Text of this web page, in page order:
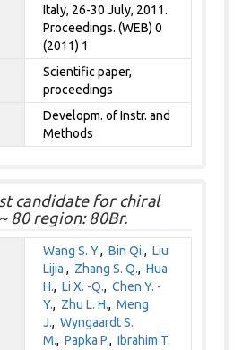
Italy, 26-30 July, 2011.
Proceedings. (WEB) 0
(2011) 1
Scientific paper,
proceedings
Developm. of Instr. and
Methods
candidate for chiral
80 region: 80Br.
Wang S. Y.,Bin Qi.,Liu
Lijia., Zhang S. Q.,Hua
H.,Li X. -Q.,Chen Y. -
Y., Zhu L. H.,Meng
J.,Wyngaardt S.
M.,Papka P.,Ibrahim T.